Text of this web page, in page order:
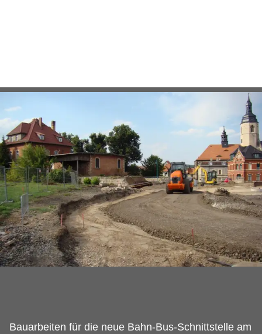
Bauarbeiten für die neue Bahn-Bus-Schnittstelle am